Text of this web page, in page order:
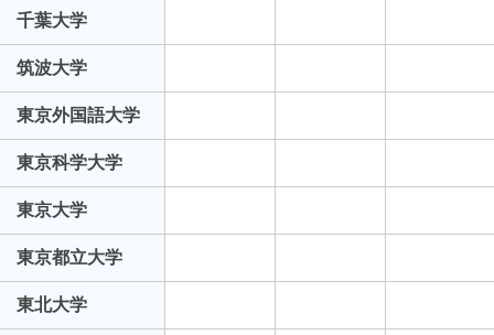
千葉大学
筑波大学
東京外国語大学
東京科学大学
東京大学
東京都立大学
東北大学